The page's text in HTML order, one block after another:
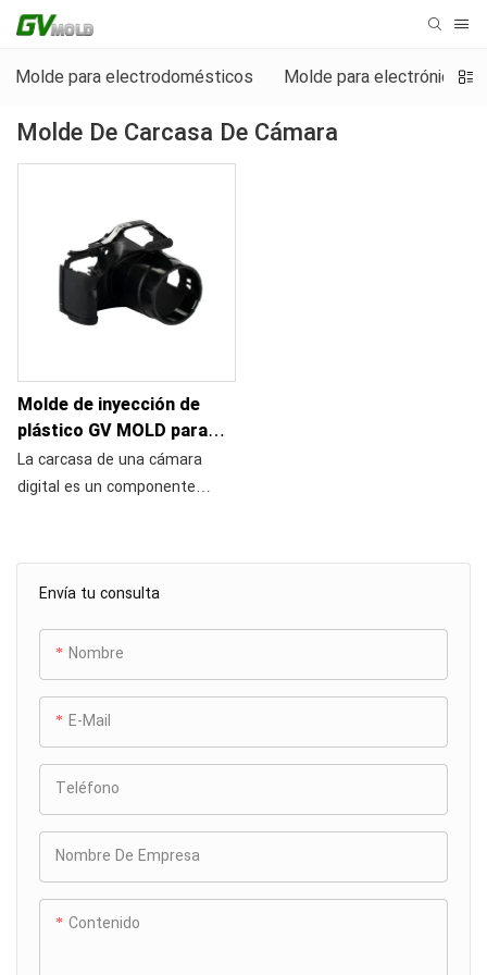
Molde para electrodomésticos Molde para electrónica
Molde De Carcasa De Cámara
Envía tu consulta
Nombre
E-Mail
Teléfono
Nombre De Empresa
Contenido
Molde de inyección de
plástico GV MOLD para
carcasas de cámaras
personalizadas
La carcasa de una cámara
digital es un componente
es un requisito básico. Debe
poseer la resistencia suficiente
para garantizar que el
producto ensamblado no se
rompa si se cae al suelo.
Por lo tanto, el mecanizado del
molde del recinto de la cámara
debe cumplir estrictos
requisitos de precisión, incluido
garantizar la precisión
posicional y la consistencia
dimensional de cada
característica, así como
mantener el paralelismo y la